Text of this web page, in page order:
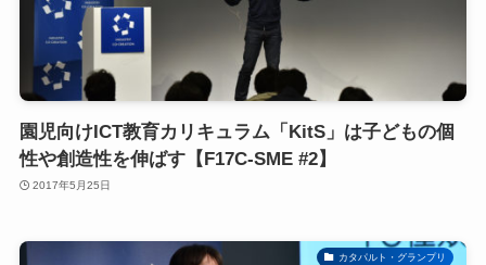
園児向けICT教育カリキュラム「KitS」は子どもの個
性や創造性を伸ばす【F17C-SME #2】
2017年5月25日
カタパルト・グランプリ